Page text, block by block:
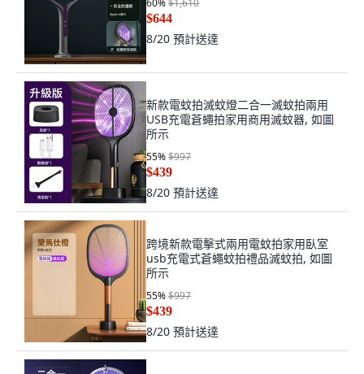
60%$1,610
$644
8/20 預計送達
新款電蚊拍滅蚊燈二合一滅蚊拍兩用
USB充電蒼蠅拍家用商用滅蚊器, 如圖
所示
55%$997
$439
8/20 預計送達
跨境新款電擊式兩用電蚊拍家用臥室
usb充電式蒼蠅蚊拍禮品滅蚊拍, 如圖
所示
55%$997
$439
8/20 預計送達